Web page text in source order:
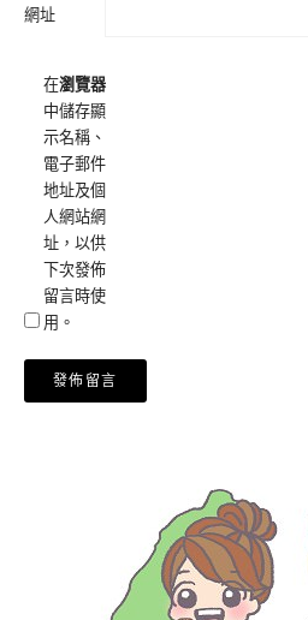
網址
在瀏覽器
中儲存顯
示名稱、
電子郵件
地址及個
人網站網
址，以供
下次發佈
留言時使
用。